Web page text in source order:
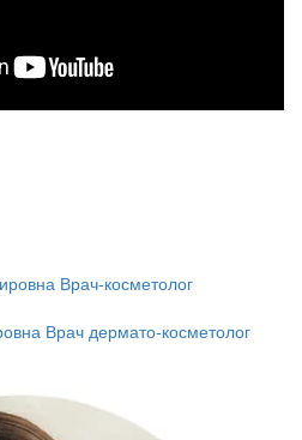
Врач-косметолог
Врач дермато-косметолог